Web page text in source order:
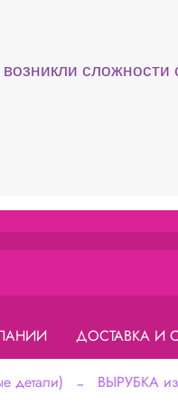
ДОСТАВКА И
детали) ВЫРУБКА